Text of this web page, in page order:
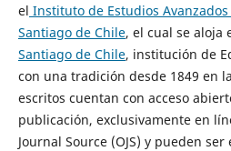
el Instituto de Estudios
Santiago de Chile, el cual se aloja
Santiago de Chile, institución de
con una tradición desde 1849 en
escritos cuentan con acceso
publicación, exclusivamente en
Journal Source (OJS) y pueden